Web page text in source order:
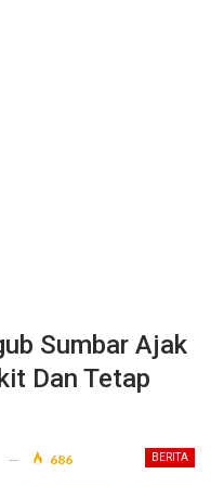
Sumbar Ajak
Dan Tetap
BERITA
686